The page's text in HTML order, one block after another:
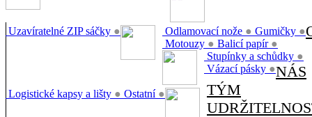
Uzavíratelné ZIP sáčky ● Odlamovací nože ● Gumičky ●
Motouzy ● Balicí papír ●
Stupínky a schůdky ●
Vázací pásky ●
Logistické kapsy a lišty ● Ostatní ●
NÁS
TÝM